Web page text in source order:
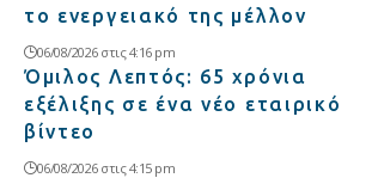
το ενεργειακό της μέλλον
06/08/2026 στις 4:16 pm
Όμιλος Λεπτός: 65 χρόνια
εξέλιξης σε ένα νέο εταιρικό
βίντεο
06/08/2026 στις 4:15 pm